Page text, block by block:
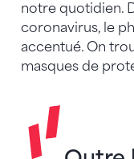
notre quotidien.
coronavirus, le
accentué. On
masques de